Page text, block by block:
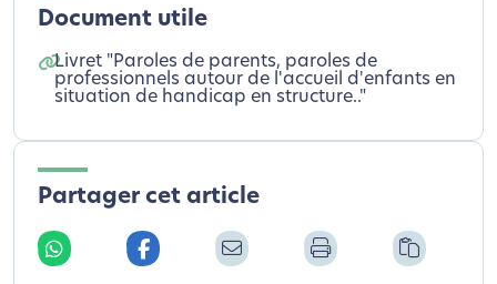
Document utile
Livret "Paroles de parents, paroles de
professionnels autour de l'accueil d'enfants en
situation de handicap en structure.."
Partager cet article